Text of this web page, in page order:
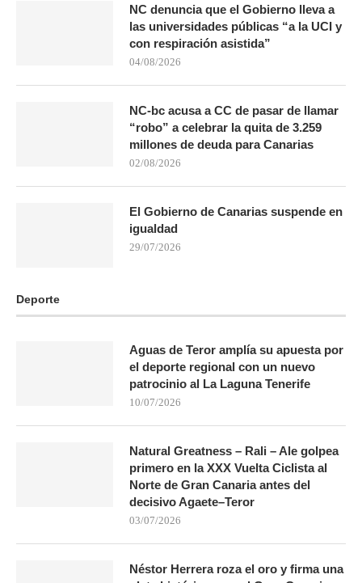
NC denuncia que el Gobierno lleva a
las universidades públicas “a la UCI y
con respiración asistida”
04/08/2026
NC-bc acusa a CC de pasar de llamar
“robo” a celebrar la quita de 3.259
millones de deuda para Canarias
02/08/2026
El Gobierno de Canarias suspende en
igualdad
29/07/2026
Deporte
Aguas de Teror amplía su apuesta por
el deporte regional con un nuevo
patrocinio al La Laguna Tenerife
10/07/2026
Natural Greatness – Rali – Ale golpea
primero en la XXX Vuelta Ciclista al
Norte de Gran Canaria antes del
decisivo Agaete–Teror
03/07/2026
Néstor Herrera roza el oro y firma una